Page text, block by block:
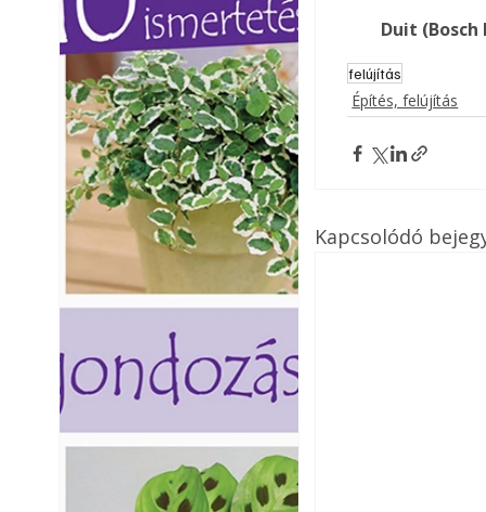
Duit
felújítás
Építés, felújítás
Kapcsolódó